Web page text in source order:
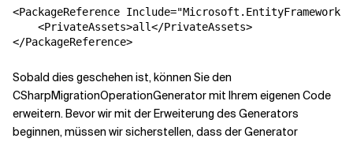
<PackageReference
    <PrivateAssets>all</PrivateAssets>
</PackageReference>
Sobald dies geschehen ist, können Sie den
CSharpMigrationOperationGenerator mit Ihrem eigenen Code
erweitern. Bevor wir mit der Erweiterung des Generators
beginnen, müssen wir sicherstellen, dass der Generator